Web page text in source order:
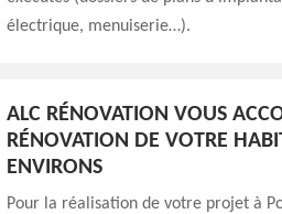
électrique, menuiserie…).
ALC RÉNOVATION VOUS
RÉNOVATION DE VOTRE
ENVIRONS
Pour la réalisation de votre projet à